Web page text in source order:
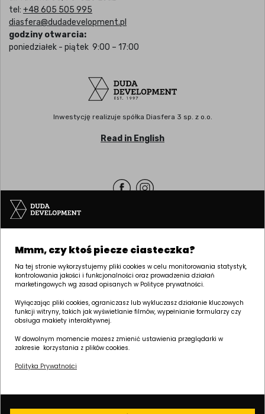
tel: +48 605 505 995
diasfera@dudadevelopment.pl
godziny otwarcia:
poniedziałek - piątek 9:00 – 17:00
Inwestycję realizuje spółka Diasfera 3 sp. z o.o.
Read in English
Siedziba | POZNAŃ
ul. Palacza 144, 60-278 Poznań
tel: +48 61 646 84 44
biuro@dudadevelopment.pl
marketing@dudadevelopment.pl
fundację:
żużel:
Mmm, czy ktoś piecze ciasteczka?
Na tej stronie wykorzystujemy pliki cookies w celu monitorowania statystyk,
kontrolowania jakości i funkcjonalności oraz prowadzenia działań
marketingowych wg zasad opisanych w Polityce prywatności.
Wyłączając pliki cookies, ograniczasz lub wykluczasz działanie kluczowych
funkcji witryny, takich jak wyświetlanie filmów, wypełnianie formularzy czy
obsługa makiety interaktywnej.
W dowolnym momencie możesz zmienić ustawienia przeglądarki w
zakresie korzystania z plików cookies.
Polityka Prywatności